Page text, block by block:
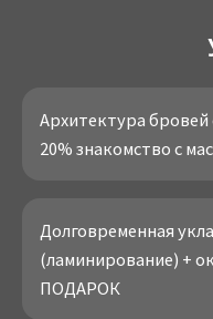
Архитектура
20% знакомство с
Долговременная
(ламинирование) +
ПОДАРОК